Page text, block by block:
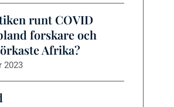
runt COVID
forskare och
Afrika?
2023